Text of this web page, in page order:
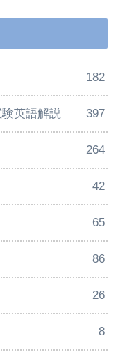
182
英語解説 397
264
42
65
86
26
8